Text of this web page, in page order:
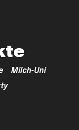
Milch-Uni